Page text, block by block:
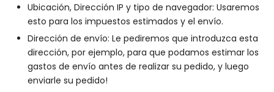
Ubicación, Dirección IP y tipo de navegador: Usaremos
esto para los impuestos estimados y el envío.
Dirección de envío: Le pediremos que introduzca esta
dirección, por ejemplo, para que podamos estimar los
gastos de envío antes de realizar su pedido, y luego
enviarle su pedido!